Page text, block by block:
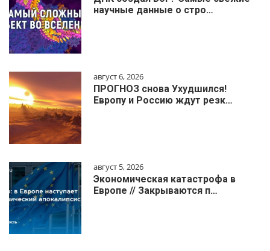
научные данные о стро…
август 6, 2026
ПРОГНОЗ снова Ухудшился!
Европу и Россию ждут резк…
август 5, 2026
Экономическая катастрофа в
Европе // Закрываются п…